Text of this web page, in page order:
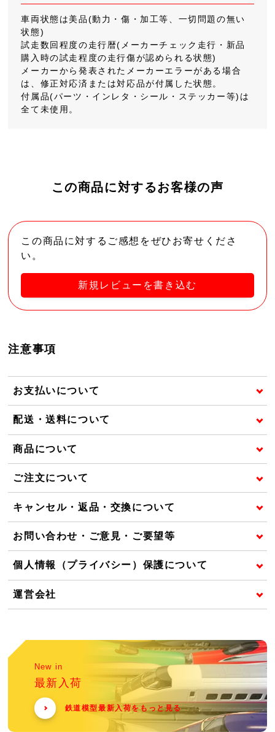
車両状態は美品(動力・傷・加工等、一切問題の無い
状態)
試走数回程度の走行暦(メーカーチェック走行・新品
購入時の試走程度の走行傷が認められる状態)
メーカーから発表されたメーカーエラーがある場合
は、修正対応済または対応品が付属した状態。
付属品(パーツ・インレタ・シール・ステッカー等)は
全て未使用。
この商品に対するお客様の声
この商品に対するご感想をぜひお寄せくださ
い。
新規レビューを書き込む
注意事項
お支払いについて
配送・送料について
商品について
ご注文について
キャンセル・返品・交換について
お問い合わせ・ご意見・ご要望等
個人情報（プライバシー）保護について
運営会社
New in
最新入荷
鉄道模型最新入荷をもっと見る